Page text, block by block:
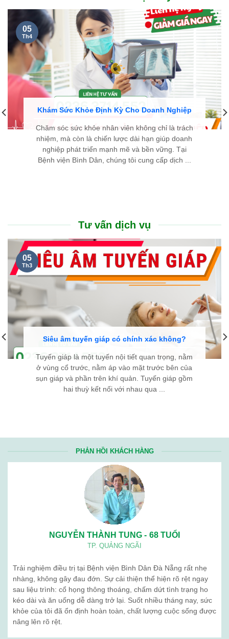
Khám Sức Khỏe Định Kỳ Cho Doanh Nghiệp
Chăm sóc sức khỏe nhân viên không chỉ là trách
nhiệm, mà còn là chiến lược dài hạn giúp doanh
nghiệp phát triển mạnh mẽ và bền vững. Tại
Bệnh viện Bình Dân, chúng tôi cung cấp dịch ...
05
Th4
Tư vấn dịch vụ
Siêu âm tuyến giáp có chính xác không?
Tuyến giáp là một tuyến nội tiết quan trọng, nằm
ở vùng cổ trước, nằm áp vào mặt trước bên của
sụn giáp và phần trên khí quản. Tuyến giáp gồm
hai thuỳ kết nối với nhau qua ...
05
Th3
PHẢN HỒI KHÁCH HÀNG
NGUYỄN THÀNH TUNG - 68 TUỔI
TP. QUẢNG NGÃI
Trải nghiệm điều trị tại Bệnh viện Bình Dân Đà Nẵng rất nhẹ
nhàng, không gây đau đớn. Sự cải thiện thể hiện rõ rệt ngay
sau liệu trình: cổ họng thông thoáng, chấm dứt tình trạng ho
kéo dài và ăn uống dễ dàng trở lại. Suốt nhiều tháng nay, sức
khỏe của tôi đã ổn định hoàn toàn, chất lượng cuộc sống được
nâng lên rõ rệt.